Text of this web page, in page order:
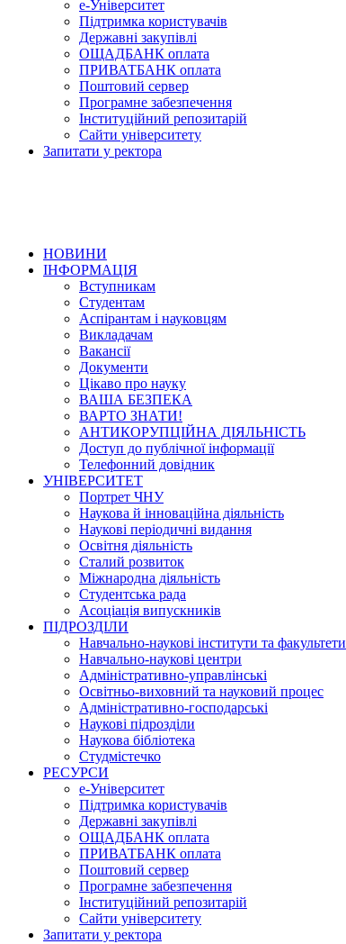
е-Університет
Підтримка користувачів
Державні закупівлі
ОЩАДБАНК оплата
ПРИВАТБАНК оплата
Поштовий сервер
Програмне забезпечення
Інституційний репозитарій
Сайти університету
Запитати у ректора
НОВИНИ
ІНФОРМАЦІЯ
Вступникам
Студентам
Аспірантам і науковцям
Викладачам
Вакансії
Документи
Цікаво про науку
ВАША БЕЗПЕКА
ВАРТО ЗНАТИ!
АНТИКОРУПЦІЙНА ДІЯЛЬНІСТЬ
Доступ до публічної інформації
Телефонний довідник
УНІВЕРСИТЕТ
Портрет ЧНУ
Наукова й інноваційна діяльність
Наукові періодичні видання
Освітня діяльність
Сталий розвиток
Міжнародна діяльність
Студентська рада
Асоціація випускників
ПІДРОЗДІЛИ
Навчально-наукові інститути та факультети
Навчально-наукові центри
Адміністративно-управлінські
Освітньо-виховний та науковий процес
Адміністративно-господарські
Наукові підрозділи
Наукова бібліотека
Студмістечко
РЕСУРСИ
е-Університет
Підтримка користувачів
Державні закупівлі
ОЩАДБАНК оплата
ПРИВАТБАНК оплата
Поштовий сервер
Програмне забезпечення
Інституційний репозитарій
Сайти університету
Запитати у ректора